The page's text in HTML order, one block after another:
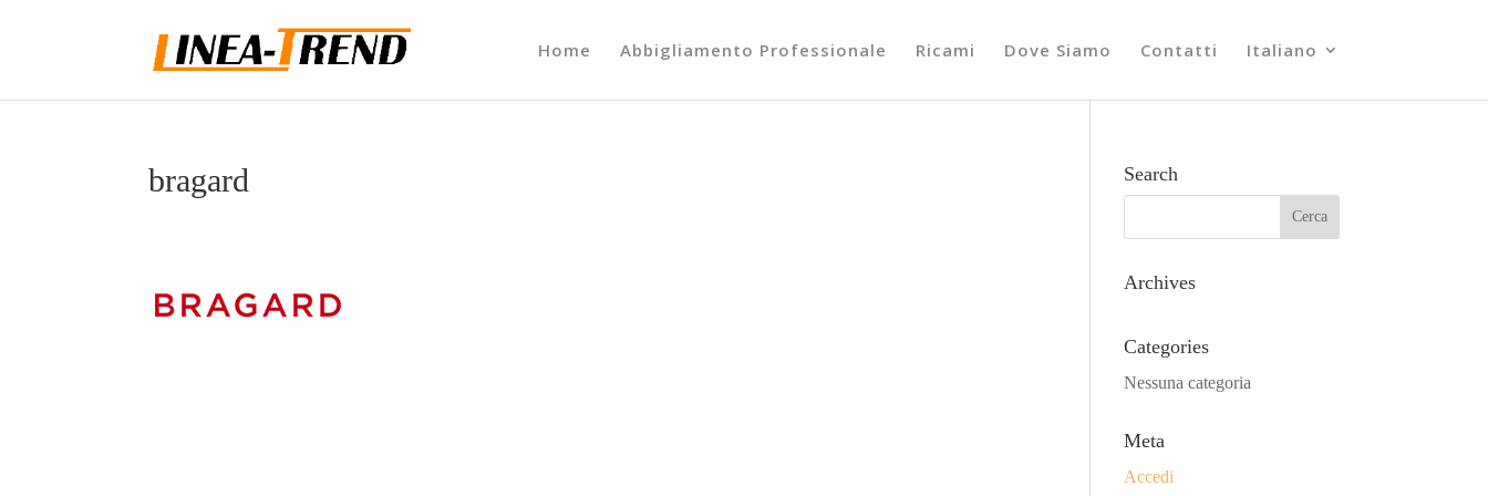
Home Abbigliamento Professionale Ricami Dove Siamo Contatti Italiano
bragard Search
Archives
Categories
Nessuna categoria
Meta
Accedi